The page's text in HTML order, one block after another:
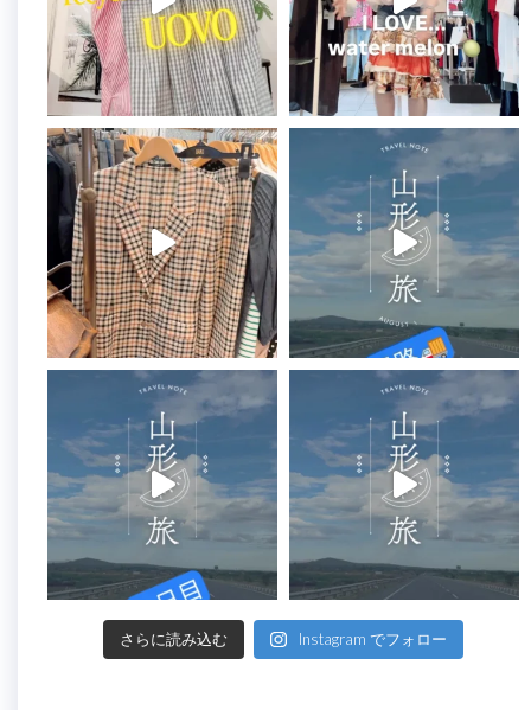
さらに読み込む Instagram でフォロー